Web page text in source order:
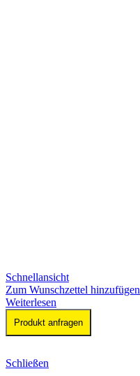
Schnellansicht
Zum Wunschzettel hinzufügen
Weiterlesen
Produkt anfragen
Schließen